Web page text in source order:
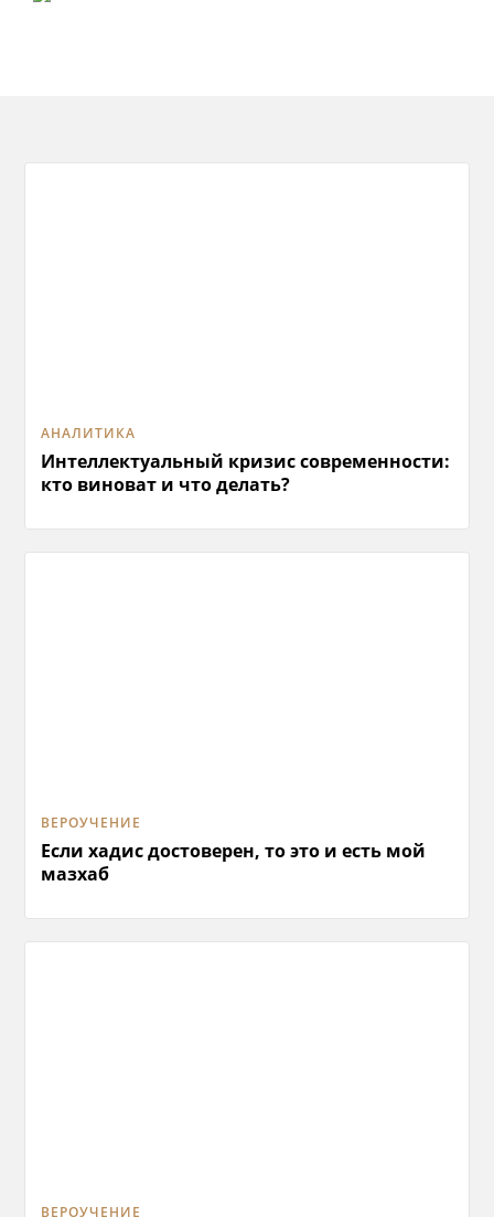
АНАЛИТИКА
Интеллектуальный кризис современности:
кто виноват и что делать?
ВЕРОУЧЕНИЕ
Если хадис достоверен, то это и есть мой
мазхаб
ВЕРОУЧЕНИЕ